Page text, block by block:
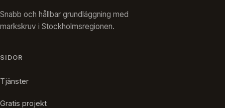
Snabb och hållbar grundläggning med
markskruv i Stockholmsregionen.
SIDOR
Tjänster
Gratis projekt